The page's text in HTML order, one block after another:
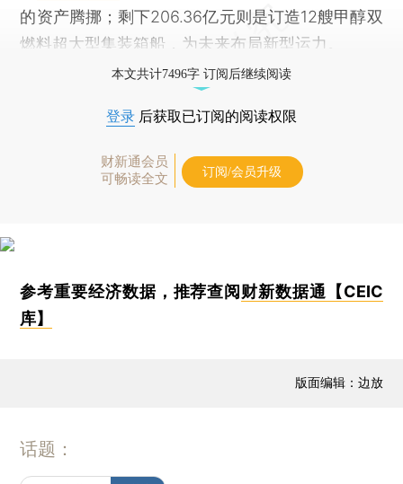
的资产腾挪；剩下206.36亿元则是订造12艘甲醇双
燃料超大型集装箱船，为未来布局新型运力。
本文共计7496字 订阅后继续阅读
登录 后获取已订阅的阅读权限
财新通会员
可畅读全文
订阅/会员升级
参考重要经济数据，推荐查阅 财新数据通【CEIC
库】
版面编辑：边放
话题：